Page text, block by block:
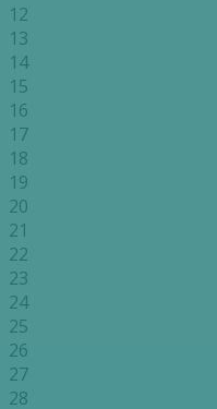
12
13
14
15
16
17
18
19
20
21
22
23
24
25
26
27
28